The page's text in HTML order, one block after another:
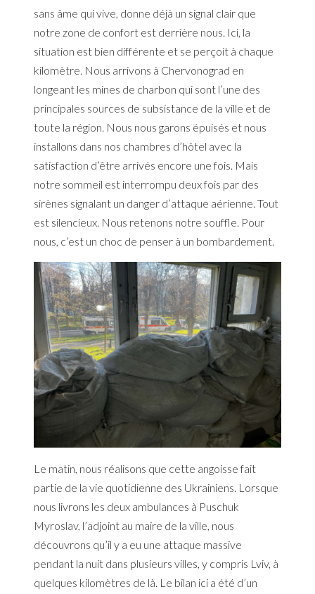
sans âme qui vive, donne déjà un signal clair que
notre zone de confort est derrière nous. Ici, la
situation est bien différente et se perçoit à chaque
kilomètre. Nous arrivons à Chervonograd en
longeant les mines de charbon qui sont l’une des
principales sources de subsistance de la ville et de
toute la région. Nous nous garons épuisés et nous
installons dans nos chambres d’hôtel avec la
satisfaction d’être arrivés encore une fois. Mais
notre sommeil est interrompu deux fois par des
sirènes signalant un danger d’attaque aérienne. Tout
est silencieux. Nous retenons notre souffle. Pour
nous, c’est un choc de penser à un bombardement.
Le matin, nous réalisons que cette angoisse fait
partie de la vie quotidienne des Ukrainiens. Lorsque
nous livrons les deux ambulances à Puschuk
Myroslav, l’adjoint au maire de la ville, nous
découvrons qu’il y a eu une attaque massive
pendant la nuit dans plusieurs villes, y compris Lviv, à
quelques kilomètres de là. Le bilan ici a été d’un